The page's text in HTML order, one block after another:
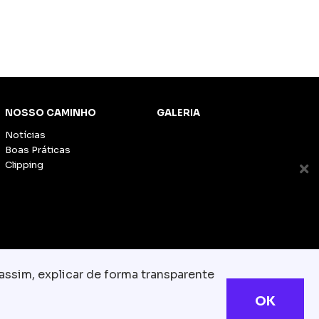
NOSSO CAMINHO
Notícias
Boas Práticas
Clipping
GALERIA
explicar de forma transparente
OK